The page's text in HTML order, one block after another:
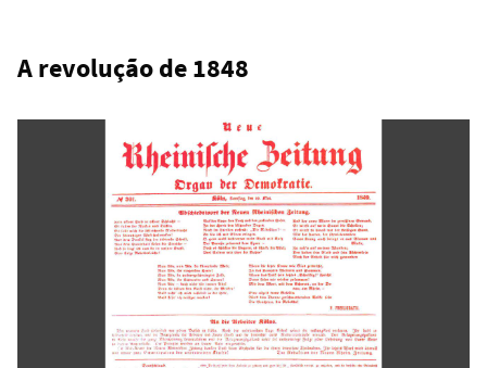
A revolução de 1848